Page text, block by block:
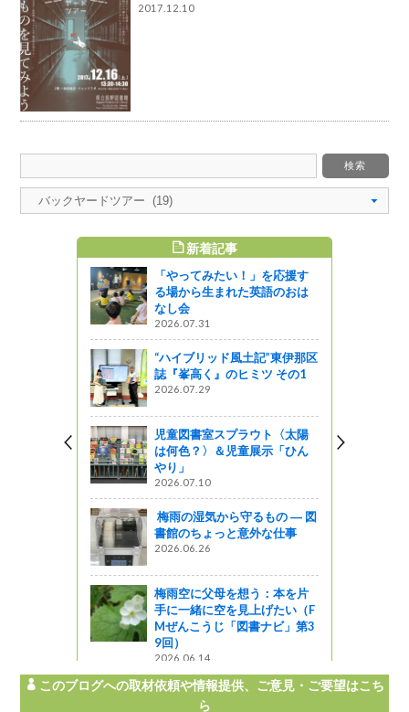
2017.12.10
新着記事
「やってみたい！」を応援す
る場から生まれた英語のおは
なし会
2026.07.31
“ハイブリッド風土記”東伊那区
誌『峯高く』のヒミツ その1
2026.07.29
児童図書室スプラウト〈太陽
は何色？〉＆児童展示「ひん
やり」
2026.07.10
梅雨の湿気から守るもの ― 図
書館のちょっと意外な仕事
2026.06.26
梅雨空に父母を想う：本を片
手に一緒に空を見上げたい（F
Mぜんこうじ「図書ナビ」第3
9回）
2026.06.14
このブログへの取材依頼や情報提供、ご意見・ご要望はこち
ら